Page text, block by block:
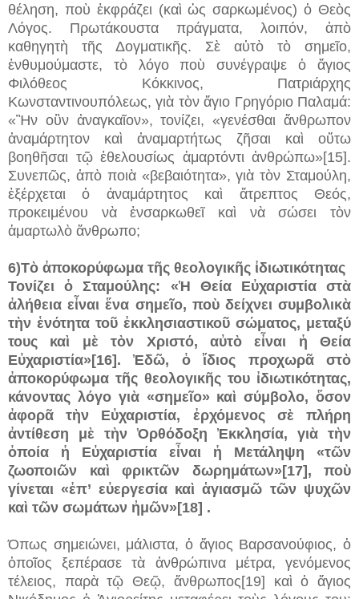
θέληση, ποὺ ἐκφράζει (καὶ ὡς σαρκωμένος) ὁ Θεὸς
Λόγος. Πρωτάκουστα πράγματα, λοιπόν, ἀπὸ
καθηγητὴ τῆς Δογματικῆς. Σὲ αὐτὸ τὸ σημεῖο,
ἐνθυμούμαστε, τὸ λόγο ποὺ συνέγραψε ὁ ἅγιος
Φιλόθεος Κόκκινος, Πατριάρχης
Κωνσταντινουπόλεως, γιὰ τὸν ἅγιο Γρηγόριο Παλαμά:
«Ἢν οὒν ἀναγκαῖον», τονίζει, «γενέσθαι ἄνθρωπον
ἀναμάρτητον καὶ ἀναμαρτήτως ζῆσαι καὶ οὕτω
βοηθῆσαι τῷ ἐθελουσίως ἁμαρτόντι ἀνθρώπω»[15].
Συνεπῶς, ἀπὸ ποιὰ «βεβαιότητα», γιὰ τὸν Σταμούλη,
ἐξέρχεται ὁ ἀναμάρτητος καὶ ἄτρεπτος Θεός,
προκειμένου νὰ ἐνσαρκωθεῖ καὶ νὰ σώσει τὸν
ἁμαρτωλὸ ἄνθρωπο;
6)Τὸ ἀποκορύφωμα τῆς θεολογικῆς ἰδιωτικότητας
Τονίζει ὁ Σταμούλης: «Ἡ Θεία Εὐχαριστία στὰ
ἀλήθεια εἶναι ἕνα σημεῖο, ποὺ δείχνει συμβολικὰ
τὴν ἑνότητα τοῦ ἐκκλησιαστικοῦ σώματος, μεταξύ
τους καὶ μὲ τὸν Χριστό, αὐτὸ εἶναι ἡ Θεία
Εὐχαριστία»[16]. Ἐδῶ, ὁ ἴδιος προχωρᾶ στὸ
ἀποκορύφωμα τῆς θεολογικῆς του ἰδιωτικότητας,
κάνοντας λόγο γιὰ «σημεῖο» καὶ σύμβολο, ὅσον
ἀφορᾶ τὴν Εὐχαριστία, ἐρχόμενος σὲ πλήρη
ἀντίθεση μὲ τὴν Ὀρθόδοξη Ἐκκλησία, γιὰ τὴν
ὁποία ἡ Εὐχαριστία εἶναι ἡ Μετάληψη «τῶν
ζωοποιῶν καὶ φρικτῶν δωρημάτων»[17], ποὺ
γίνεται «ἐπ’ εὐεργεσία καὶ ἁγιασμῶ τῶν ψυχῶν
καὶ τῶν σωμάτων ἠμῶν»[18] .
Όπως σημειώνει, μάλιστα, ὁ ἅγιος Βαρσανούφιος, ὁ
ὁποῖος ξεπέρασε τὰ ἀνθρώπινα μέτρα, γενόμενος
τέλειος, παρὰ τῷ Θεῷ, ἄνθρωπος[19] καὶ ὁ ἅγιος